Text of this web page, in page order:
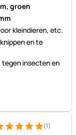
groen
kleindieren, etc.
en te
tegen insecten en
5 van 5 (1
(1)